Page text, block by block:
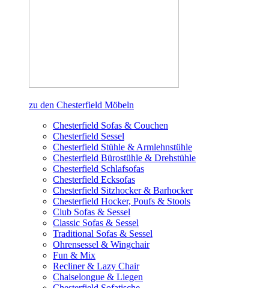
zu den Chesterfield Möbeln
Chesterfield Sofas & Couchen
Chesterfield Sessel
Chesterfield Stühle & Armlehnstühle
Chesterfield Bürostühle & Drehstühle
Chesterfield Schlafsofas
Chesterfield Ecksofas
Chesterfield Sitzhocker & Barhocker
Chesterfield Hocker, Poufs & Stools
Club Sofas & Sessel
Classic Sofas & Sessel
Traditional Sofas & Sessel
Ohrensessel & Wingchair
Fun & Mix
Recliner & Lazy Chair
Chaiselongue & Liegen